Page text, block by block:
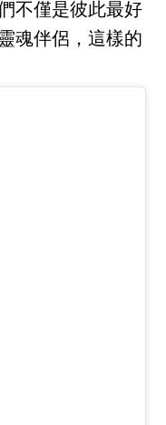
不僅是彼此最好
魂伴侶，這樣的